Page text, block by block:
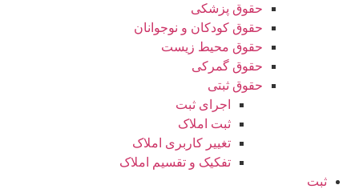
حقوق پزشکی
حقوق کودکان و نوجوانان
حقوق محیط زیست
حقوق گمرکی
حقوق ثبتی
اجرای ثبت
ثبت املاک
تغییر کاربری املاک
تفکیک و تقسیم املاک
ثبت